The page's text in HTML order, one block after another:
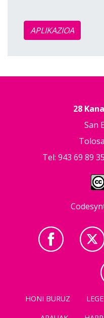
APLIKAZIOA
28
San
Tel: 943 69 89
HONI BURUZ